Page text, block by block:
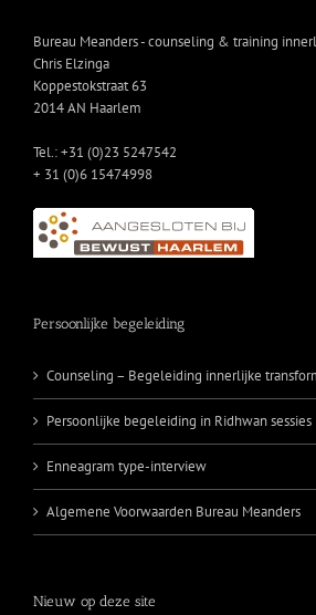
Bureau Meanders - counseling & training
Chris Elzinga
Koppestokstraat 63
2014 AN Haarlem
Tel.: +31 (0)23 5247542
+ 31 (0)6 15474998
Persoonlijke begeleiding
Counseling – Begeleiding innerlijke
Persoonlijke begeleiding in Ridhwan sessies
Enneagram type-interview
Algemene Voorwaarden Bureau Meanders
Nieuw op deze site